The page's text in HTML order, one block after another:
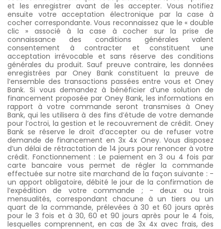
et les enregistrer avant de les accepter. Vous notifiez
ensuite votre acceptation électronique par la case à
cocher correspondante. Vous reconnaissez que le « double
clic » associé à la case à cocher sur la prise de
connaissance des conditions générales valent
consentement à contracter et constituent une
acceptation irrévocable et sans réserve des conditions
générales du produit. Sauf preuve contraire, les données
enregistrées par Oney Bank constituent la preuve de
l’ensemble des transactions passées entre vous et Oney
Bank. Si vous demandez à bénéficier d’une solution de
financement proposée par Oney Bank, les informations en
rapport à votre commande seront transmises à Oney
Bank, qui les utilisera à des fins d’étude de votre demande
pour l’octroi, la gestion et le recouvrement de crédit. Oney
Bank se réserve le droit d’accepter ou de refuser votre
demande de financement en 3x 4x Oney. Vous disposez
d’un délai de rétractation de 14 jours pour renoncer à votre
crédit. Fonctionnement : Le paiement en 3 ou 4 fois par
carte bancaire vous permet de régler la commande
effectuée sur notre site marchand de la façon suivante : -
un apport obligatoire, débité le jour de la confirmation de
l’expédition de votre commande ; - deux ou trois
mensualités, correspondant chacune à un tiers ou un
quart de la commande, prélevées à 30 et 60 jours après
pour le 3 fois et à 30, 60 et 90 jours après pour le 4 fois,
lesquelles comprennent, en cas de 3x 4x avec frais, des